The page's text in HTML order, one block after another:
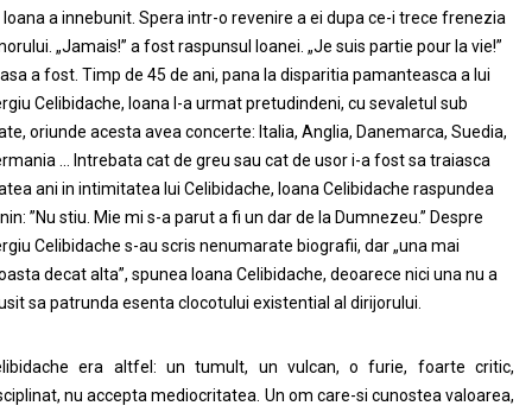
Ioana a innebunit. Spera intr-o revenire a ei dupa ce-i trece frenezia
„Jamais!” a fost raspunsul Ioanei. „Je suis partie pour la vie!”
a fost. Timp de 45 de ani, pana la disparitia pamanteasca a lui
Celibidache, Ioana l-a urmat pretudindeni, cu sevaletul sub
oriunde acesta avea concerte: Italia, Anglia, Danemarca, Suedia,
… Intrebata cat de greu sau cat de usor i-a fost sa traiasca
ani in intimitatea lui Celibidache, Ioana Celibidache raspundea
”Nu stiu. Mie mi s-a parut a fi un dar de la Dumnezeu.” Despre
Celibidache s-au scris nenumarate biografii, dar „una mai
decat alta”, spunea Ioana Celibidache, deoarece nici una nu a
sa patrunda esenta clocotului existential al dirijorului.
era altfel: un tumult, un vulcan, o furie, foarte critic,
nu accepta mediocritatea. Un om care-si cunostea valoarea,